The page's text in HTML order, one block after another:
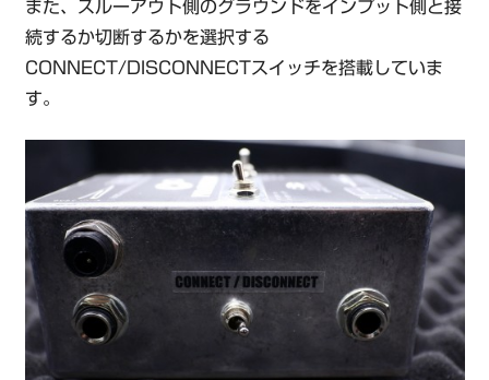
また、スルーアウト側のグラウンドをインプット側と接
続するか切断するかを選択する
CONNECT/DISCONNECTスイッチを搭載していま
す。